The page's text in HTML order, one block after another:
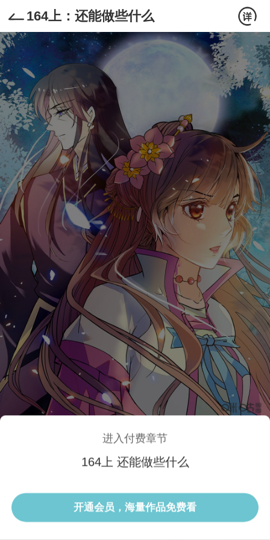
164上：还能做些什么
选集 当前话
进入付费章节
164上 还能做些什么
开通会员，海量作品免费看